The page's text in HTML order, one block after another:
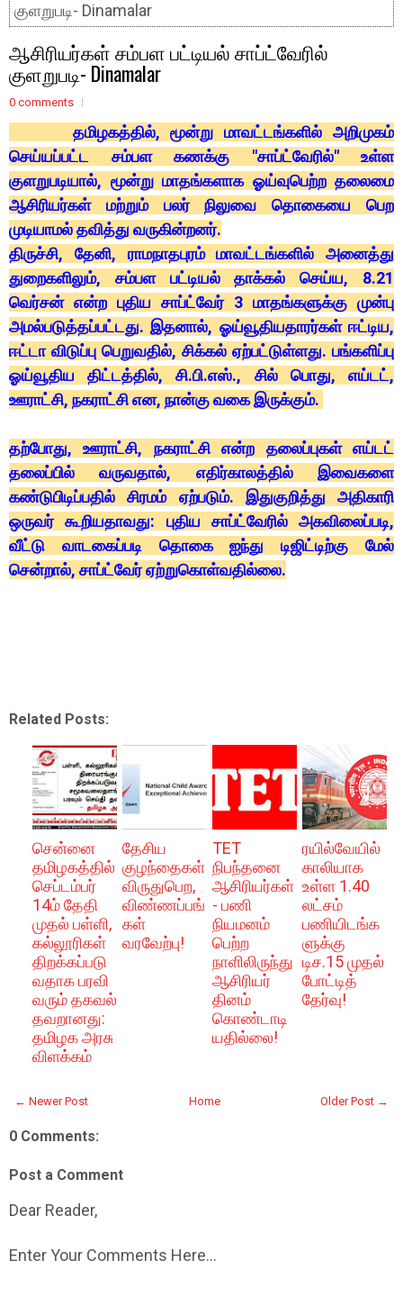
குளறுபடி- Dinamalar
ஆசிரியர்கள் சம்பள பட்டியல் சாப்ட்வேரில்
குளறுபடி- Dinamalar
0 comments
தமிழகத்தில், மூன்று மாவட்டங்களில் அறிமுகம்
செய்யப்பட்ட சம்பள கணக்கு "சாப்ட்வேரில்" உள்ள
குளறுபடியால், மூன்று மாதங்களாக ஓய்வுபெற்ற தலைமை
ஆசிரியர்கள் மற்றும் பலர் நிலுவை தொகையை பெற
முடியாமல் தவித்து வருகின்றனர்.
திருச்சி, தேனி, ராமநாதபுரம் மாவட்டங்களில் அனைத்து
துறைகளிலும், சம்பள பட்டியல் தாக்கல் செய்ய, 8.21
வெர்சன் என்ற புதிய சாப்ட்வேர் 3 மாதங்களுக்கு முன்பு
அமல்படுத்தப்பட்டது. இதனால், ஓய்வூதியதாரர்கள் ஈட்டிய,
ஈட்டா விடுப்பு பெறுவதில், சிக்கல் ஏற்பட்டுள்ளது. பங்களிப்பு
ஓய்வூதிய திட்டத்தில், சி.பி.எஸ்., சில் பொது, எய்டட்,
ஊராட்சி, நகராட்சி என, நான்கு வகை இருக்கும்.
தற்போது, ஊராட்சி, நகராட்சி என்ற தலைப்புகள் எய்டட்
தலைப்பில் வருவதால், எதிர்காலத்தில் இவைகளை
கண்டுபிடிப்பதில் சிரமம் ஏற்படும். இதுகுறித்து அதிகாரி
ஒருவர் கூறியதாவது: புதிய சாப்ட்வேரில் அகவிலைப்படி,
வீட்டு வாடகைப்படி தொகை ஐந்து டிஜிட்டிற்கு மேல்
சென்றால், சாப்ட்வேர் ஏற்றுகொள்வதில்லை.
Related Posts:
சென்னை
தமிழகத்தில்
செப்டம்பர்
14ம் தேதி
முதல் பள்ளி,
கல்லூரிகள்
திறக்கப்படு
வதாக பரவி
வரும் தகவல்
தவறானது:
தமிழக அரசு
விளக்கம்
தேசிய
குழந்தைகள்
விருதுபெற,
விண்ணப்பங்
கள்
வரவேற்பு!
TET
நிபந்தனை
ஆசிரியர்கள்
- பணி
நியமனம்
பெற்ற
நாளிலிருந்து
ஆசிரியர்
தினம்
கொண்டாடி
யதில்லை!
ரயில்வேயில்
காலியாக
உள்ள 1.40
லட்சம்
பணியிடங்க
ளுக்கு
டிச.15 முதல்
போட்டித்
தேர்வு!
← Newer Post Older Post →
Home
0 Comments:
Post a Comment
Dear Reader,
Enter Your Comments Here...